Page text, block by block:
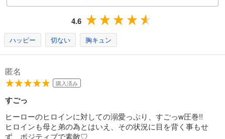
4.6
ハッピー 切ない 胸キュン
匿名
購入済み
すごっ
ヒーローのヒロインに対しての溺愛っぷり、すごっw圧巻!!
ヒロインも母と弟の為とはいえ、その状況に目を背く事もせ
ず、ポジティブで素敵♡